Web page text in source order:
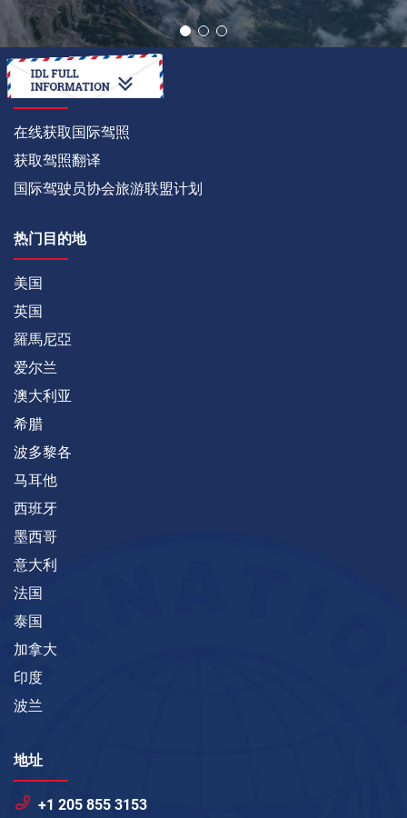
如何
在线获取国际驾照
获取驾照翻译
国际驾驶员协会旅游联盟计划
热门目的地
美国
英国
羅馬尼亞
爱尔兰
澳大利亚
希腊
波多黎各
马耳他
西班牙
墨西哥
意大利
法国
泰国
加拿大
印度
波兰
地址
+1 205 855 3153